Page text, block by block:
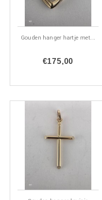
Gouden hanger hartje met...
€175,00